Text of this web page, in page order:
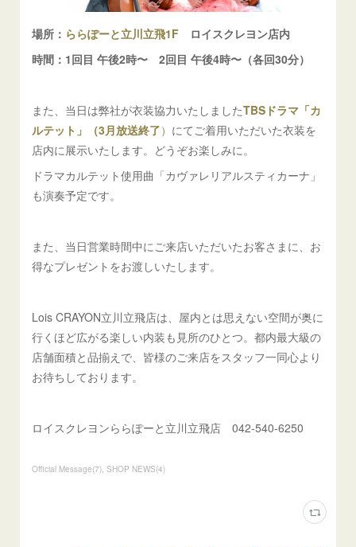
場所： ららぽーと立川立飛1F ロイスクレヨン店内
時間：1回目 午後2時〜 2回目 午後4時〜（各回30分）
また、当日は弊社が衣装協力いたしましたTBSドラマ「カ
ルテット」（3月放送終了） にてご着用いただいた衣装を
店内に展示いたします。どうぞお楽しみに。
ドラマカルテット使用曲「カヴァレリアルスティカーナ」
も演奏予定です。
また、当日営業時間中にご来店いただいたお客さまに、お
得なプレゼントをお渡しいたします。
Lois CRAYON立川立飛店は、屋内とは思えない空間が奥に
行くほど広がる楽しい内装も見所のひとつ。都内最大級の
店舗面積と品揃えで、皆様のご来店をスタッフ一同心より
お待ちしております。
ロイスクレヨンららぽーと立川立飛店 042-540-6250
Official Message(7) SHOP NEWS(4)